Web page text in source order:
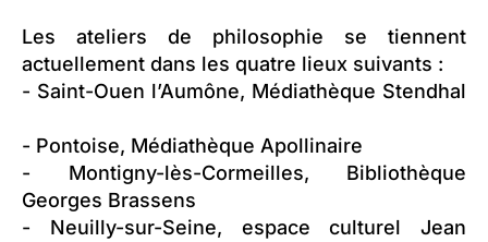
Les ateliers de philosophie se tiennent
actuellement dans les quatre lieux suivants :
- Saint-Ouen l’Aumône, Médiathèque Stendhal
- Pontoise, Médiathèque Apollinaire
- Montigny-lès-Cormeilles, Bibliothèque
Georges Brassens
- Neuilly-sur-Seine, espace culturel Jean